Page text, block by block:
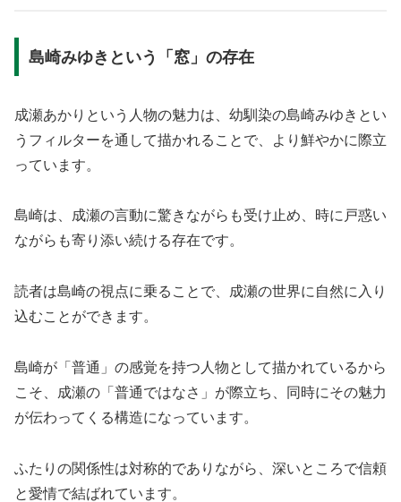
島崎みゆきという「窓」の存在
成瀬あかりという人物の魅力は、幼馴染の島崎みゆきとい
うフィルターを通して描かれることで、より鮮やかに際立
っています。
島崎は、成瀬の言動に驚きながらも受け止め、時に戸惑い
ながらも寄り添い続ける存在です。
読者は島崎の視点に乗ることで、成瀬の世界に自然に入り
込むことができます。
島崎が「普通」の感覚を持つ人物として描かれているから
こそ、成瀬の「普通ではなさ」が際立ち、同時にその魅力
が伝わってくる構造になっています。
ふたりの関係性は対称的でありながら、深いところで信頼
と愛情で結ばれています。